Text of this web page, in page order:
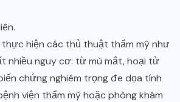
.
thực hiện các thủ thuật thẩm mỹ như
nhiều nguy cơ: từ mù mắt, hoại tử
chứng nghiêm trọng đe dọa tính
viện thẩm mỹ hoặc phòng khám